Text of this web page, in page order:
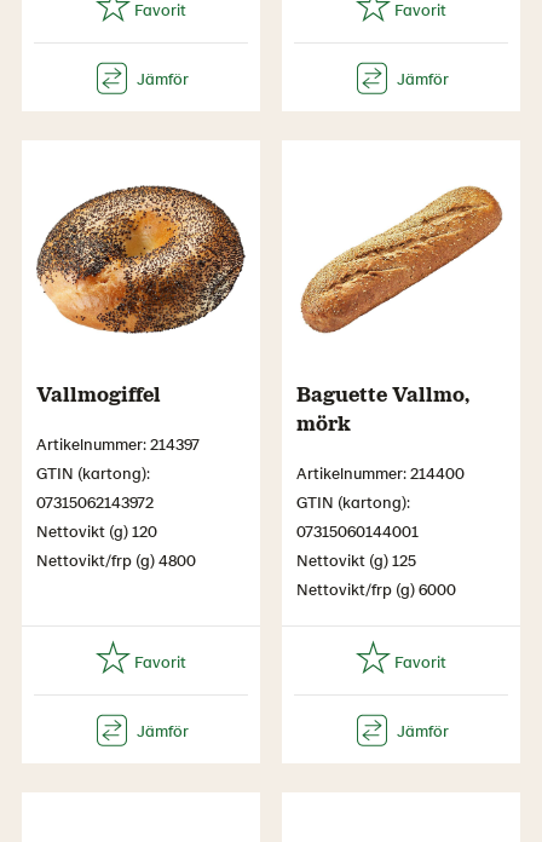
Vallmogiffel
Artikelnummer: 214397
GTIN (kartong):
07315062143972
Nettovikt (g) 120
Nettovikt/frp (g) 4800
Baguette Vallmo,
mörk
Artikelnummer: 214400
GTIN (kartong):
07315060144001
Nettovikt (g) 125
Nettovikt/frp (g) 6000